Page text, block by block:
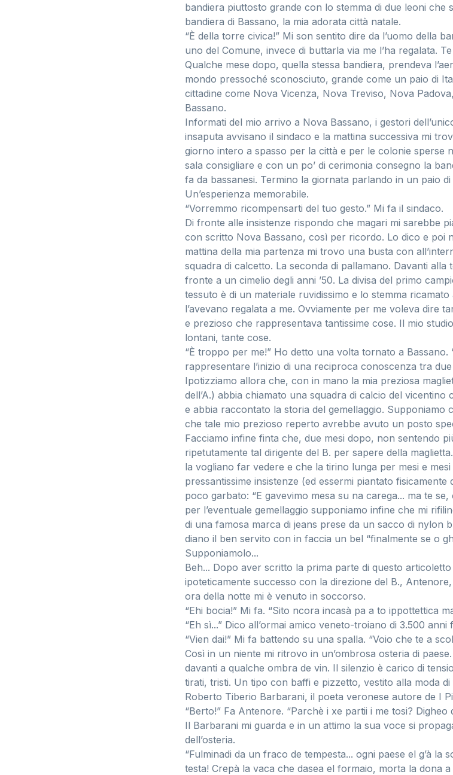
bandiera piuttosto grande con lo stemma di due leoni che
bandiera di Bassano, la mia adorata città natale.
“È della torre civica!” Mi son sentito dire da l’uomo della
uno del Comune, invece di buttarla via me l’ha regalata.
Qualche mese dopo, quella stessa bandiera, prendeva
mondo pressoché sconosciuto, grande come un paio di
cittadine come Nova Vicenza, Nova Treviso, Nova
Bassano.
Informati del mio arrivo a Nova Bassano, i gestori
insaputa avvisano il sindaco e la mattina successiva mi
giorno intero a spasso per la città e per le colonie sperse
sala consigliare e con un po’ di cerimonia consegno la
fa da bassanesi. Termino la giornata parlando in un paio
Un’esperienza memorabile.
“Vorremmo ricompensarti del tuo gesto.” Mi fa il sindaco.
Di fronte alle insistenze rispondo che magari mi sarebbe
con scritto Nova Bassano, così per ricordo. Lo dico e poi
mattina della mia partenza mi trovo una busta con
squadra di calcetto. La seconda di pallamano. Davanti
fronte a un cimelio degli anni ’50. La divisa del primo
tessuto è di un materiale ruvidissimo e lo stemma
l’avevano regalata a me. Ovviamente per me voleva dire
e prezioso che rappresentava tantissime cose. Il mio
lontani, tante cose.
“È troppo per me!” Ho detto una volta tornato a Bassano.
rappresentare l’inizio di una reciproca conoscenza tra
Ipotizziamo allora che, con in mano la mia preziosa
dell’A.) abbia chiamato una squadra di calcio del
e abbia raccontato la storia del gemellaggio. Supponiamo
che tale mio prezioso reperto avrebbe avuto un posto
Facciamo infine finta che, due mesi dopo, non sentendo
ripetutamente tal dirigente del B. per sapere della
la vogliano far vedere e che la tirino lunga per mesi e
pressantissime insistenze (ed essermi piantato
poco garbato: “E gavevimo mesa su na carega... ma te
per l’eventuale gemellaggio supponiamo infine che mi
di una famosa marca di jeans prese da un sacco di nylon
diano il ben servito con in faccia un bel “finalmente se o
Supponiamolo...
Beh... Dopo aver scritto la prima parte di questo
ipoteticamente successo con la direzione del B.,
ora della notte mi è venuto in soccorso.
“Ehi bocia!” Mi fa. “Sito ncora incasà pa a to ippottettica
“Eh sì...” Dico all’ormai amico veneto-troiano di 3.500 anni
“Vien dai!” Mi fa battendo su una spalla. “Voio che te a
Così in un niente mi ritrovo in un’ombrosa osteria di
davanti a qualche ombra de vin. Il silenzio è carico di
tirati, tristi. Un tipo con baffi e pizzetto, vestito alla moda di
Roberto Tiberio Barbarani, il poeta veronese autore de I
“Berto!” Fa Antenore. “Parchè i xe partii i me tosi? Digheo
Il Barbarani mi guarda e in un attimo la sua voce si
dell’osteria.
“Fulminadi da un fraco de tempesta... ogni paese el g’à la
testa! Crepà la vaca che dasea el formaio, morta la dona